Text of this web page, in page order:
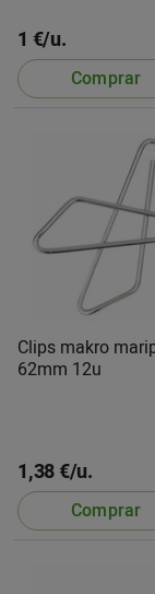
1 €/u.
Comprar
Clips makro
62mm 12u
1,38 €/u.
Comprar